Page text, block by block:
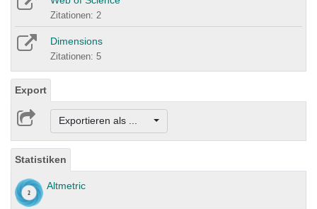
Zitationen: 2
Dimensions
Zitationen: 5
Export
Exportieren als ...
Statistiken
Altmetric